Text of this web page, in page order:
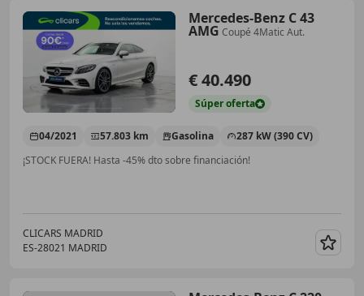
Mercedes-Benz C 43
AMG Coupé 4Matic Aut.
€ 40.490
Súperoferta
04/2021 57.803 km Gasolina
287 kW (390 CV)
¡STOCK FUERA! Hasta -45% dto sobre financiación!
CLICARS MADRID
ES-28021 MADRID